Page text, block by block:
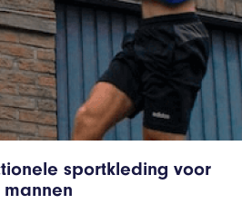
sportkleding voor
mannen